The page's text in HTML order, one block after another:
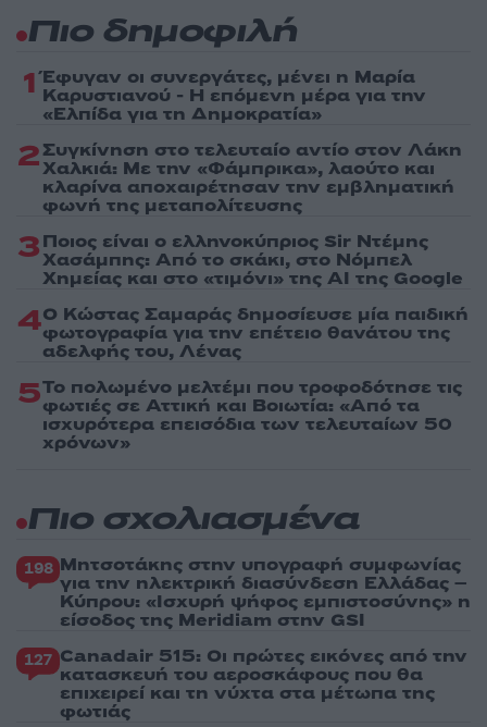
Πιο δημοφιλή
1 Έφυγαν οι συνεργάτες, μένει η Μαρία
Καρυστιανού - Η επόμενη μέρα για την
«Ελπίδα για τη Δημοκρατία»
2Συγκίνηση στο τελευταίο αντίο στον Λάκη
Χαλκιά: Με την «Φάμπρικα», λαούτο και
κλαρίνα αποχαιρέτησαν την εμβληματική
φωνή της μεταπολίτευσης
3Ποιος είναι ο ελληνοκύπριος Sir Ντέμης
Χασάμπης: Από το σκάκι, στο Νόμπελ
Χημείας και στο «τιμόνι» της AI της Google
4Ο Κώστας Σαμαράς δημοσίευσε μία παιδική
φωτογραφία για την επέτειο θανάτου της
αδελφής του, Λένας
5Το πολωμένο μελτέμι που τροφοδότησε τις
φωτιές σε Αττική και Βοιωτία: «Από τα
ισχυρότερα επεισόδια των τελευταίων 50
χρόνων»
Πιο σχολιασμένα
198 Μητσοτάκης στην υπογραφή συμφωνίας
για την ηλεκτρική διασύνδεση Ελλάδας –
Κύπρου: «Ισχυρή ψήφος εμπιστοσύνης» η
είσοδος της Meridiam στην GSI
127 Canadair 515: Οι πρώτες εικόνες από την
κατασκευή του αεροσκάφους που θα
επιχειρεί και τη νύχτα στα μέτωπα της
φωτιάς